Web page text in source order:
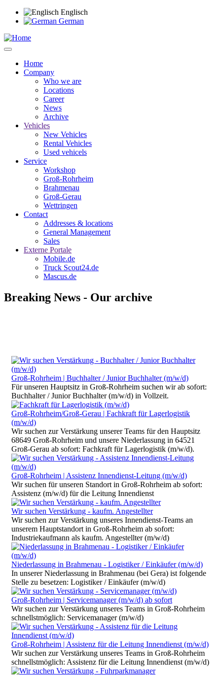
Skip
content
Englisch
German
Main
Home
Company
Who we are
Locations
Career
News
Archive
Vehicles
New Vehicles
Rental Vehicles
Used vehicels
Service
Workshop
Groß-Rohrheim
Brahmenau
Groß-Gerau
Wettringen
Contact
Addresses & locations
General Management
Sales
Externe Portale
Mobile.de
Truck Scout24.de
Mascus.de
Breaking News - Our archive
Groß-Rohrheim | Buchhalter / Junior Buchhalter (m/w/d)
Für unseren Hauptsitz in Groß-Rohrheim suchen wir ab sofort:
Buchhalter / Junior Buchhalter (m/w/d) in Vollzeit.
Groß-Rohrheim/Groß-Gerau | Fachkraft für Lagerlogistik
(m/w/d)
Wir suchen zur Verstärkung unserer Teams für den Hauptsitz
68649 Groß-Rohrheim und unsere Niederlassung in 64521
Groß-Gerau ab sofort: Fachkraft für Lagerlogistik (m/w/d).
Groß-Rohrheim | Assistenz Innendienst-Leitung (m/w/d)
Wir suchen für unseren Standort in Groß-Rohrheim ab sofort:
Assistenz (m/w/d) für die Leitung Innendienst
Wir suchen Verstärkung - kaufm. Angestellter
Wir suchen zur Verstärkung unseres Innendienst-Teams an
unserem Hauptstandort in Groß-Rohrheim ab sofort:
Industriekaufmann als kaufm. Angestellter (m/w/d)
Niederlassung in Brahmenau - Logistiker / Einkäufer (m/w/d)
In unserer Niederlassung in Brahmenau (bei Gera) ist folgende
Stelle zu besetzen: Logistiker / Einkäufer (m/w/d)
Groß-Rohrheim | Servicemanager (m/w/d) ab sofort
Wir suchen zur Verstärkung unseres Teams in Groß-Rohrheim
schnellstmöglich: Servicemanager (m/w/d)
Groß-Rohrheim | Assistenz für die Leitung Innendienst (m/w/d)
Wir suchen zur Verstärkung unseres Teams in Groß-Rohrheim
schnellstmöglich: Assistenz für die Leitung Innendienst (m/w/d)